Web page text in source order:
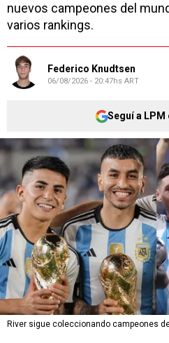
nuevos campeones del
varios rankings.
Federico Knudtsen
06/08/2026 - 20:47hs ART
Seguí a LPM
River sigue coleccionando campeones